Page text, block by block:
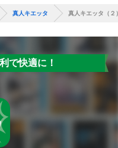
真人キエッタ 真人キエッタ（２
で快適に！